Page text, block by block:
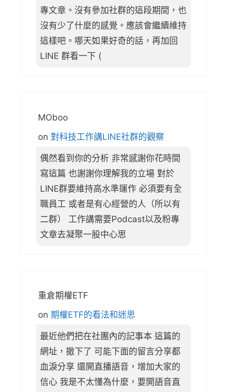
專文章。沒有參加社群的這段期間，也
沒有少了什麼的感覺。應該會繼續維持
這樣吧。哪天如果好奇的話，再加回
LINE 群看一下 (
MOboo
on 對科技工作講LINE社群的觀察
偶然看到你的分析 非常感謝你花時間
寫這篇 也謝謝你理解我的立場 對於
LINE群要維持高水準運作 必須要有全
職員工 或者是有心經營的人（所以有
二群） 工作講需要Podcast以及粉專
文章去凝聚一股中心思
重倉期權ETF
on 期權ETF的看法和迷思
最近他們把在社團內的記事本 這篇的
網址，撤下了 可能下面的留言分享都
血淚分享 還開直播語音，增加大家的
信心 我是不太懂為什麼，要開語音直